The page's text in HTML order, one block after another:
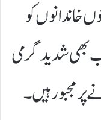
خاندانوں کو
بھی شدید گرمی
پر مجبور ہیں۔